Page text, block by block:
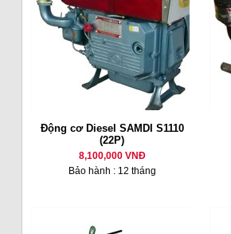
Động cơ Diesel SAMDI S1110
(22P)
8,100,000 VNĐ
Bảo hành : 12 tháng